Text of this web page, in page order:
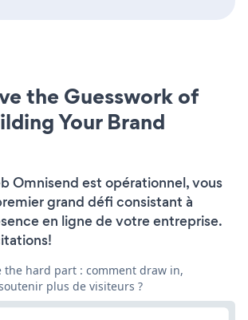
the Guesswork of
Your Brand
Omnisend est opérationnel, vous
grand défi consistant à
en ligne de votre entreprise.
the hard part : comment draw in,
plus de visiteurs ?